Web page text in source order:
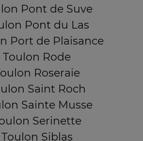
Pont de Suve
Pont du Las
Port de Plaisance
Toulon Rode
Roseraie
Saint Roch
Sainte Musse
Serinette
Toulon Siblas